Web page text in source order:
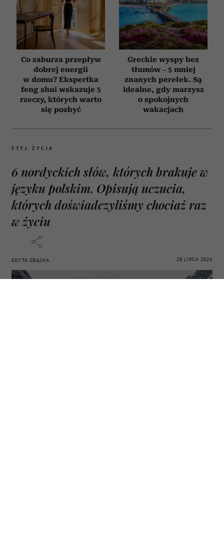
Co zaburza przepływ
dobrej energii
w domu? Ekspertka
feng shui wskazuje 5
rzeczy, których warto
się pozbyć
Greckie wyspy bez
tłumów – 5 mniej
znanych perełek. Są
idealne, gdy marzysz
o spokojnych
wakacjach
STYL ŻYCIA
6 nordyckich słów, których brakuje w
języku polskim. Opisują uczucia,
których doświadczyliśmy chociaż raz
w życiu
EDYTA ZBĄSKA 28 LIPCA 2026